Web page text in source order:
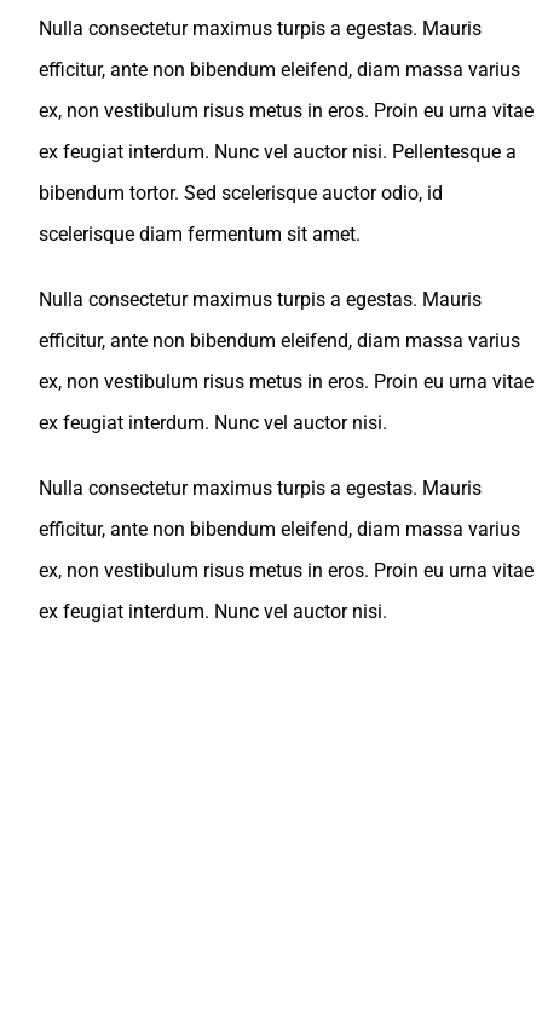
Nulla consectetur maximus turpis a egestas. Mauris
efficitur, ante non bibendum eleifend, diam massa varius
ex, non vestibulum risus metus in eros. Proin eu urna vitae
ex feugiat interdum. Nunc vel auctor nisi. Pellentesque a
bibendum tortor. Sed scelerisque auctor odio, id
scelerisque diam fermentum sit amet.
Nulla consectetur maximus turpis a egestas. Mauris
efficitur, ante non bibendum eleifend, diam massa varius
ex, non vestibulum risus metus in eros. Proin eu urna vitae
ex feugiat interdum. Nunc vel auctor nisi.
Nulla consectetur maximus turpis a egestas. Mauris
efficitur, ante non bibendum eleifend, diam massa varius
ex, non vestibulum risus metus in eros. Proin eu urna vitae
ex feugiat interdum. Nunc vel auctor nisi.